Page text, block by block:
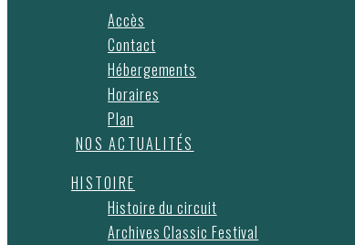
Accès
Contact
Hébergements
Horaires
Plan
NOS ACTUALITÉS
HISTOIRE
Histoire du circuit
Archives Classic Festival